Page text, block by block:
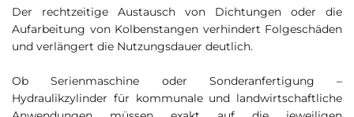
Der rechtzeitige Austausch von Dichtungen oder die
Aufarbeitung von Kolbenstangen verhindert Folgeschäden
und verlängert die Nutzungsdauer deutlich.
Ob Serienmaschine oder Sonderanfertigung –
Hydraulikzylinder für kommunale und landwirtschaftliche